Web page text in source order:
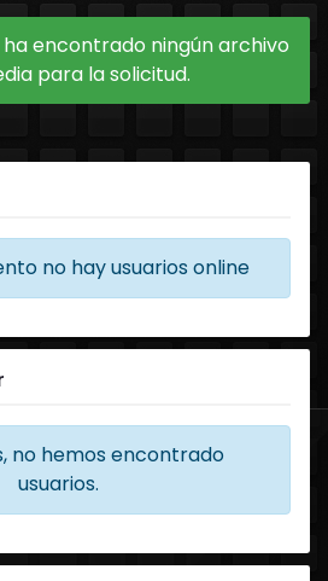
ha encontrado ningún archivo
para la solicitud.
no hay usuarios online
no hemos encontrado
usuarios.